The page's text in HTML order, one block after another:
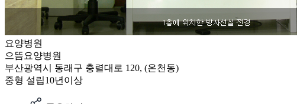
요양병원
으뜸요양병원
부산광역시 동래구 충렬대로 120, (온천동)
중형 설립10년이상